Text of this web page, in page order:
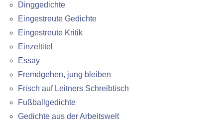
Dinggedichte
Eingestreute Gedichte
Eingestreute Kritik
Einzeltitel
Essay
Fremdgehen, jung bleiben
Frisch auf Leitners Schreibtisch
Fußballgedichte
Gedichte aus der Arbeitswelt